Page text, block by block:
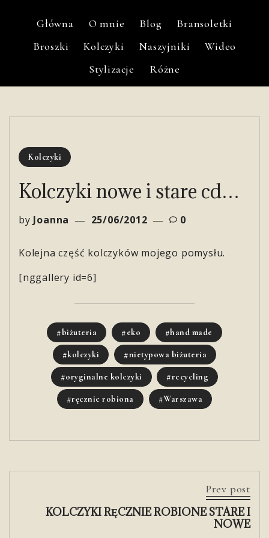
Główna O mnie Blog
Bransoletki
Broszki
Kolczyki Naszyjniki
Wideo
Stylizacje
Różne
Kolczyki
Kolczyki nowe i stare cd…
by Joanna 25/06/2012 0
Kolejna część kolczyków mojego pomysłu.
[nggallery id=6]
biżuteria eko hand made
kolczyki nietypowa biżuteria
oryginalne kolczyki recycling
ręcznie robiona Warszawa
Prev post
KOLCZYKI RĘCZNIE ROBIONE STARE I
NOWE